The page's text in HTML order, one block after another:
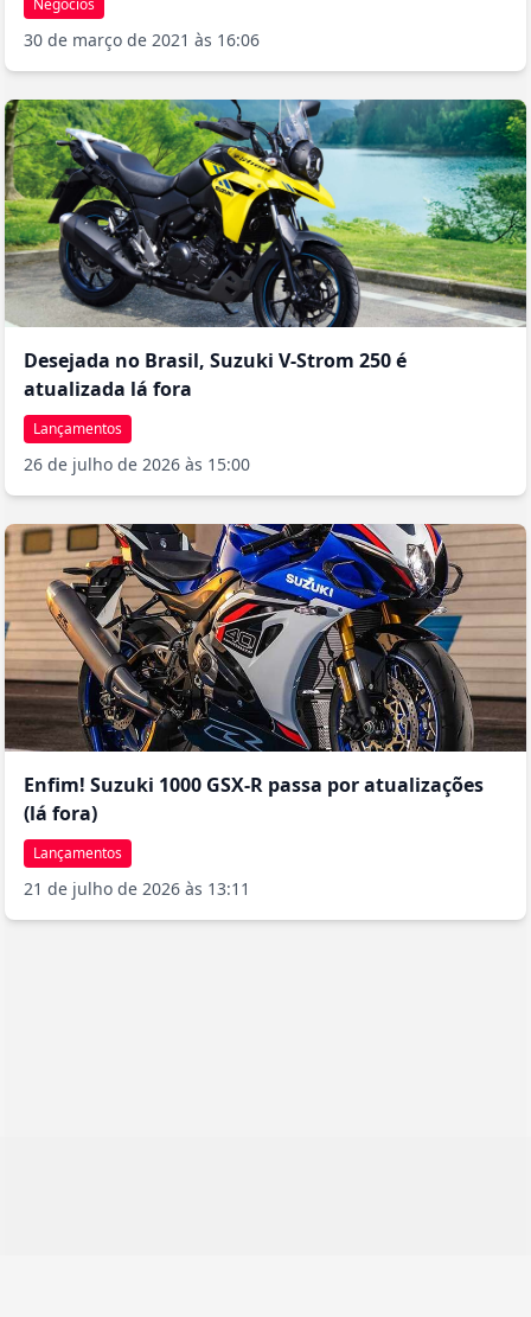
Negócios
30 de março de 2021 às 16:06
Desejada no Brasil, Suzuki V-Strom 250 é
atualizada lá fora
Lançamentos
26 de julho de 2026 às 15:00
Enfim! Suzuki 1000 GSX-R passa por atualizações
(lá fora)
Lançamentos
21 de julho de 2026 às 13:11